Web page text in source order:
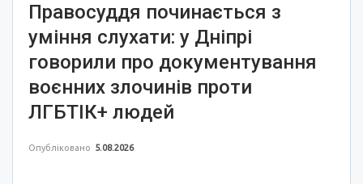
Правосуддя починається з
уміння слухати: у Дніпрі
говорили про документування
воєнних злочинів проти
ЛГБТІК+ людей
Опубліковано 5.08.2026